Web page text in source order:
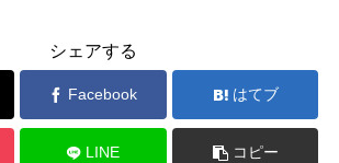
シェアする
Facebook はてブ
LINE コピー